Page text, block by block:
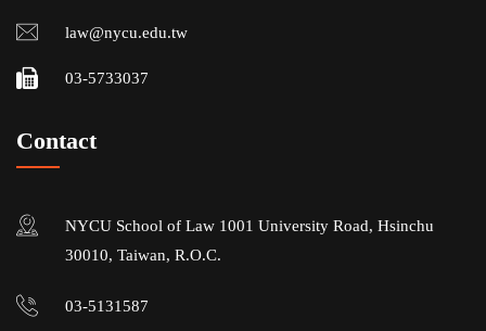
law@nycu.edu.tw
03-5733037
Contact
NYCU School of Law 1001 University Road, Hsinchu
30010, Taiwan, R.O.C.
03-5131587